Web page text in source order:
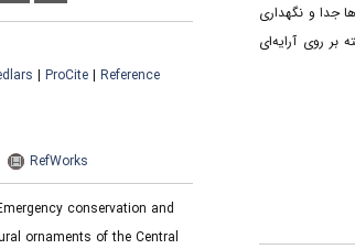
| ProCite | Reference
RefWorks
conservation and
ornaments of the Central
جدا و نگهداری
روی آرایه‌ای